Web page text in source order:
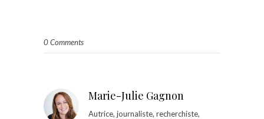
0 Comments
Marie-Julie Gagnon
Autrice, journaliste, recherchiste,